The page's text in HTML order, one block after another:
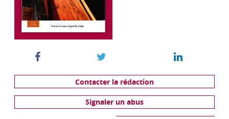
Contacter la rédaction
Signaler un abus